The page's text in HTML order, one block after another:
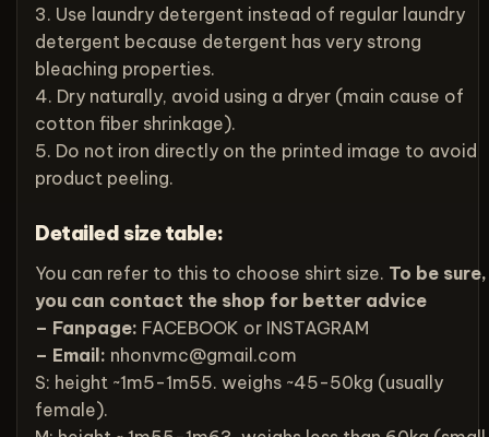
3. Use laundry detergent instead of regular laundry
detergent because detergent has very strong
bleaching properties.
4. Dry naturally, avoid using a dryer (main cause of
cotton fiber shrinkage).
5. Do not iron directly on the printed image to avoid
product peeling.
Detailed size table:
You can refer to this to choose shirt size. To be sure,
you can contact the shop for better advice
– Fanpage: FACEBOOK or INSTAGRAM
– Email: nhonvmc@gmail.com
S: height ~1m5-1m55. weighs ~45-50kg (usually
female).